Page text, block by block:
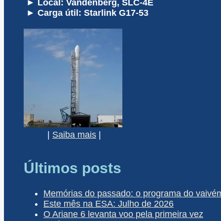
► Local: Vandenberg, SLC-4E
► Carga útil: Starlink G17-53
Saiba mais
Últimos posts
Memórias do passado: o programa do
Este mês na ESA: Julho de 2026
O Ariane 6 levanta voo pela primeira vez